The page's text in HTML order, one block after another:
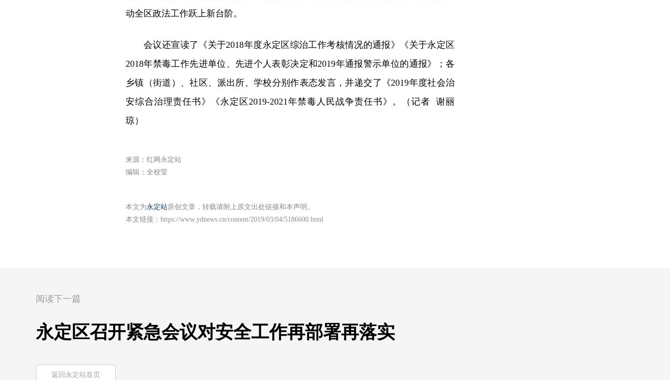
动全区政法工作跃上新台阶。
会议还宣读了《关于2018年度永定区综治工作考核情况的通报》《关于永定区
2018年禁毒工作先进单位、先进个人表彰决定和2019年通报警示单位的通报》；各
乡镇（街道）、社区、派出所、学校分别作表态发言，并递交了《2019年度社会治
安综合治理责任书》《永定区2019-2021年禁毒人民战争责任书》。（记者 谢丽
琼）
来源：红网永定站
编辑：全校莹
本文为永定站原创文章，转载请附上原文出处链接和本声明。
本文链接： https://www.ydnews.cn/content/2019/03/04/5186600.html
阅读下一篇
永定区召开紧急会议对安全工作再部署再落实
返回永定站首页